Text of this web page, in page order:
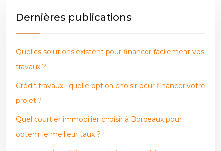
Dernières publications
Quelles solutions existent pour financer facilement vos
travaux ?
Crédit travaux : quelle option choisir pour financer votre
projet ?
Quel courtier immobilier choisir à Bordeaux pour
obtenir le meilleur taux ?